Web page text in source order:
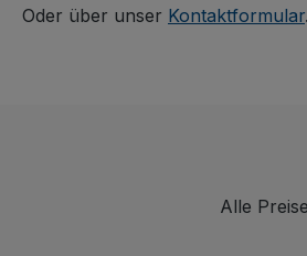
dauerhaft, bei
Oder über unser Kontaktformular.
Alle